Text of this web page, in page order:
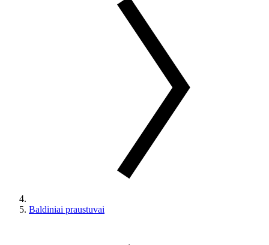
Baldiniai praustuvai